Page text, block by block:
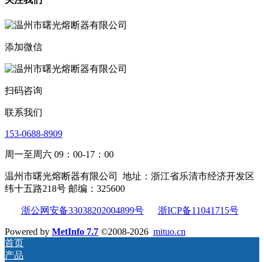
添加微信
扫码咨询
联系我们
153-0688-8909
周一至周六 09：00-17：00
温州市曙光熔断器有限公司
地址：浙江省乐清市经济开发区
纬十五路218号 邮编：325600
浙公网安备33038202004899号 浙ICP备11041715号
Powered by MetInfo 7.7 ©2008-2026 mituo.cn
首页
产品